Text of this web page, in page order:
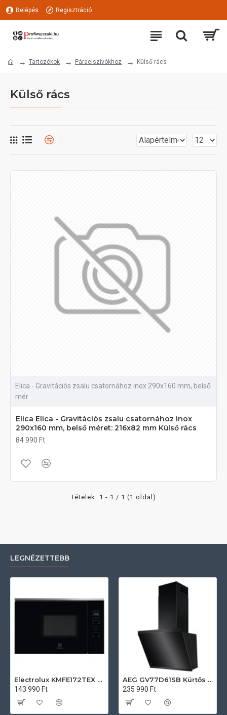
Belépés Regisztráció
Tartozékok Páraelszívókhoz Külső rács
Külső rács
Elica - Gravitációs zsalu csatornához inox 290x160 mm, belső
mér
Elica Elica - Gravitációs zsalu csatornához inox
290x160 mm, belső méret: 216x82 mm Külső rács
84 990 Ft
Tételek: 1 - 1 / 1 (1 oldal)
LEGNÉZETTEBB
Electrolux KMFE172TEX Felsőszekrénybe építhető mikrohullámú sütő
143 990 Ft
AEG GV77D61SB Kürtős páraelszívó
235 990 Ft